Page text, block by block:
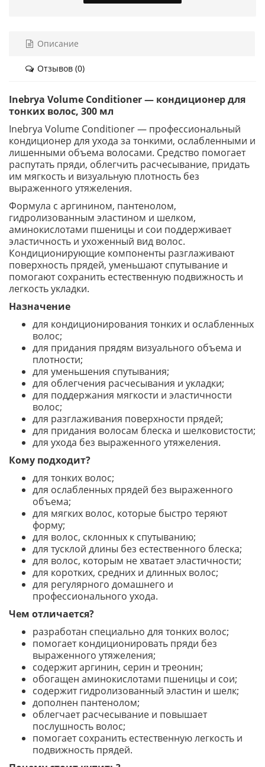
Описание
Отзывов (0)
Inebrya Volume Conditioner — кондиционер для
тонких волос, 300 мл
Inebrya Volume Conditioner — профессиональный
кондиционер для ухода за тонкими, ослабленными и
лишенными объема волосами. Средство помогает
распутать пряди, облегчить расчесывание, придать
им мягкость и визуальную плотность без
выраженного утяжеления.
Формула с аргинином, пантенолом,
гидролизованным эластином и шелком,
аминокислотами пшеницы и сои поддерживает
эластичность и ухоженный вид волос.
Кондиционирующие компоненты разглаживают
поверхность прядей, уменьшают спутывание и
помогают сохранить естественную подвижность и
легкость укладки.
Назначение
для кондиционирования тонких и ослабленных
волос;
для придания прядям визуального объема и
плотности;
для уменьшения спутывания;
для облегчения расчесывания и укладки;
для поддержания мягкости и эластичности
волос;
для разглаживания поверхности прядей;
для придания волосам блеска и шелковистости;
для ухода без выраженного утяжеления.
Кому подходит?
для тонких волос;
для ослабленных прядей без выраженного
объема;
для мягких волос, которые быстро теряют
форму;
для волос, склонных к спутыванию;
для тусклой длины без естественного блеска;
для волос, которым не хватает эластичности;
для коротких, средних и длинных волос;
для регулярного домашнего и
профессионального ухода.
Чем отличается?
разработан специально для тонких волос;
помогает кондиционировать пряди без
выраженного утяжеления;
содержит аргинин, серин и треонин;
обогащен аминокислотами пшеницы и сои;
содержит гидролизованный эластин и шелк;
дополнен пантенолом;
облегчает расчесывание и повышает
послушность волос;
помогает сохранить естественную легкость и
подвижность прядей.